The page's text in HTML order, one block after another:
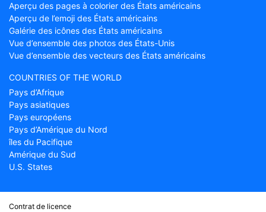
Aperçu des pages à colorier des États américains
Aperçu de l’emoji des États américains
Galérie des icônes des États américains
Vue d’ensemble des photos des États-Unis
Vue d’ensemble des vecteurs des États américains
COUNTRIES OF THE WORLD
Pays d’Afrique
Pays asiatiques
Pays européens
Pays d’Amérique du Nord
îles du Pacifique
Amérique du Sud
U.S. States
Contrat de licence